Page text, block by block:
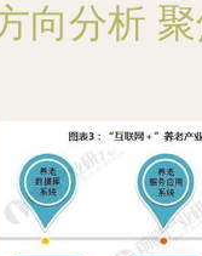
向分析